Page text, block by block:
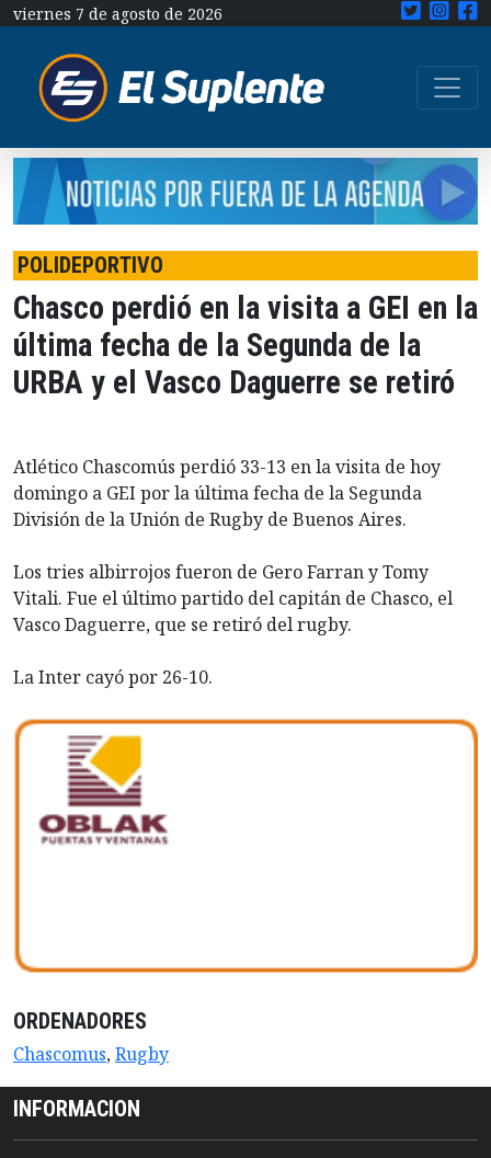
viernes 7 de agosto de 2026
POLIDEPORTIVO
Chasco perdió en la visita a GEI en la
última fecha de la Segunda de la
URBA y el Vasco Daguerre se retiró
Atlético Chascomús perdió 33-13 en la visita de hoy
domingo a GEI por la última fecha de la Segunda
División de la Unión de Rugby de Buenos Aires.
Los tries albirrojos fueron de Gero Farran y Tomy
Vitali. Fue el último partido del capitán de Chasco, el
Vasco Daguerre, que se retiró del rugby.
La Inter cayó por 26-10.
ORDENADORES
Chascomus,Rugby
INFORMACION